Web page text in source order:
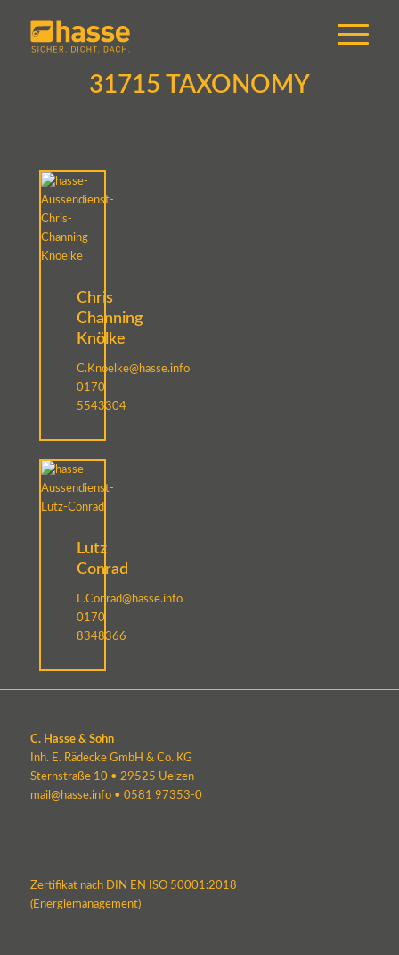
31715 TAXONOMY
Chris
Channing
Knölke
C.Knoelke@hasse.info
0170
5543304
Lutz
Conrad
L.Conrad@hasse.info
0170
8348366
C. Hasse & Sohn
Inh. E. Rädecke GmbH & Co. KG
Sternstraße 10 • 29525 Uelzen
mail@hasse.info• 0581 97353-0
Zertifikat nach DIN EN ISO 50001:2018
(Energiemanagement)